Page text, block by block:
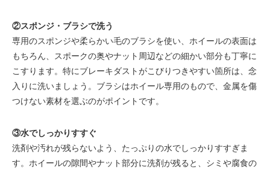
②スポンジ・ブラシで洗う
専用のスポンジや柔らかい毛のブラシを使い、ホイールの表面は
もちろん、スポークの奥やナット周辺などの細かい部分も丁寧に
こすります。特にブレーキダストがこびりつきやすい箇所は、念
入りに洗いましょう。ブラシはホイール専用のもので、金属を傷
つけない素材を選ぶのがポイントです。
③水でしっかりすすぐ
洗剤や汚れが残らないよう、たっぷりの水でしっかりすすぎま
す。ホイールの隙間やナット部分に洗剤が残ると、シミや腐食の